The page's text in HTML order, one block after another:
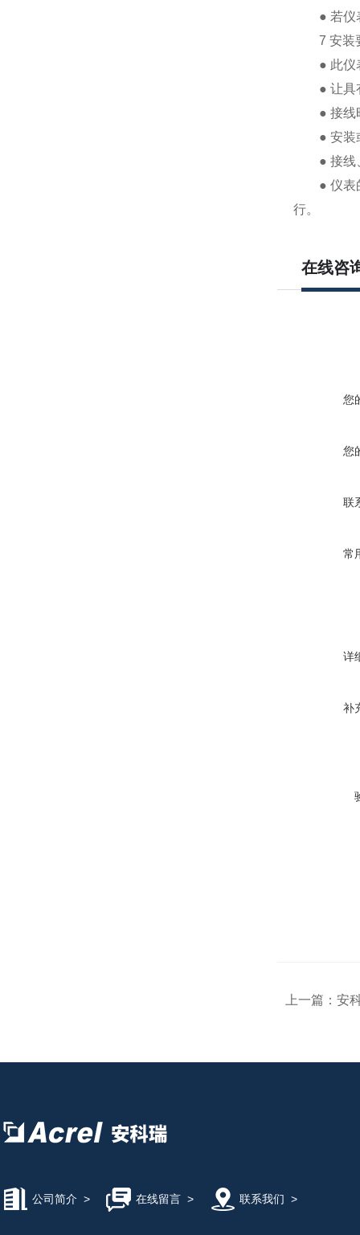
● 若仪表
7 安装
● 此仪表
● 让具有
● 接线时
● 安装或
● 接线、
● 仪表的
行。
在线咨
您
您
联
常
详
补
上一篇： 安
公司简介 > 在线留言> 联系我们 >